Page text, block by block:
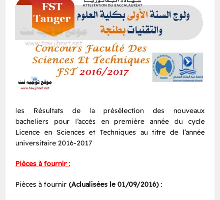
les Résultats de la présélection des nouveaux
bacheliers pour l’accès en première année du cycle
Licence en Sciences et Techniques au titre de l’année
universitaire 2016-2017
Pièces à fournir :
Pièces à fournir(Aclualisées le 01/09/2016):